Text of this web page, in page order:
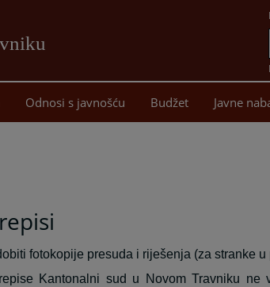
sadržaj
Odnosi s javnošću Budžet Javne
fotokopije presuda i riješenja (za stranke u
Kantonalni sud u Novom Travniku ne